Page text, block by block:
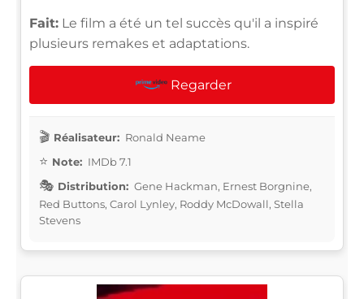
Fait: Le film a été un tel succès qu'il a inspiré
plusieurs remakes et adaptations.
Regarder
Réalisateur: Ronald Neame
Note: IMDb 7.1
Distribution: Gene Hackman, Ernest Borgnine,
Red Buttons, Carol Lynley, Roddy McDowall, Stella
Stevens